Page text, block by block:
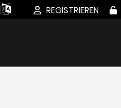
REGISTRIEREN